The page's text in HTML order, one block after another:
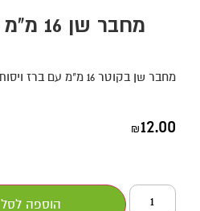
מחבר שן 16 מ"מ ישר עם ברז
מחבר שן בקוטר 16 מ"מ עם ברז ויסות.
₪12.00
הוספה לסל